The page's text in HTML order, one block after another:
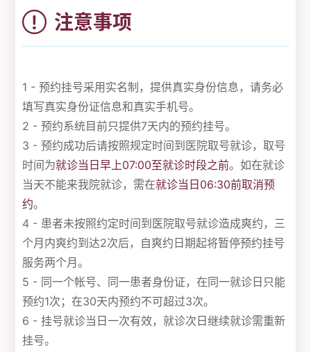
注意事项
1 - 预约挂号采用实名制，提供真实身份信息，请务必
填写真实身份证信息和真实手机号。
2 - 预约系统目前只提供7天内的预约挂号。
3 - 预约成功后请按照规定时间到医院取号就诊，取号
时间为就诊当日早上07:00至就诊时段之前。如在就诊
当天不能来我院就诊，需在就诊当日06:30前取消预
约。
4 - 患者未按照约定时间到医院取号就诊造成爽约，三
个月内爽约到达2次后，自爽约日期起将暂停预约挂号
服务两个月。
5 - 同一个帐号、同一患者身份证，在同一就诊日只能
预约1次；在30天内预约不可超过3次。
6 - 挂号就诊当日一次有效，就诊次日继续就诊需重新
挂号。